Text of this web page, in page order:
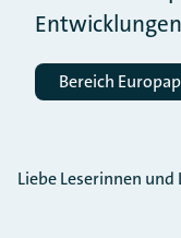
Bereich
Liebe Leserinnen und